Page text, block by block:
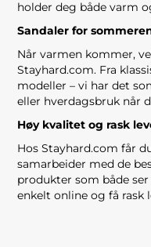
holder deg både varm
Sandaler for
Når varmen kommer,
Stayhard.com. Fra
modeller – vi har det
eller hverdagsbruk når
Høy kvalitet og rask
Hos Stayhard.com får
samarbeider med de
produkter som både
enkelt online og få rask